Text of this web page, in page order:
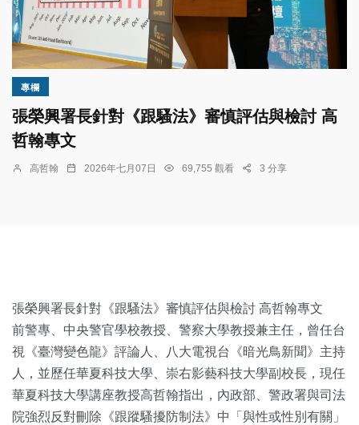
專欄
張榮興署長針對《跟騷法》審慎評估與檢討 高
哲翰專文
高哲翰 2026年七月07日 69,755 觀看 3 分享
張榮興署長針對《跟騷法》審慎評估與檢討 高哲翰專文
前警專、中央警官學校教授、警察大學教授兼主任，曾任台
視《臺灣變色龍》評論人、八大電視台《暗光鳥新聞》主持
人，並歷任華夏科技大學、崇右影藝科技大學副校長，現任
華夏科技大學講座教授高哲翰指出，內政部、警政署與司法
院強烈反對刪除《跟蹤騷擾防制法》中「與性或性別有關」